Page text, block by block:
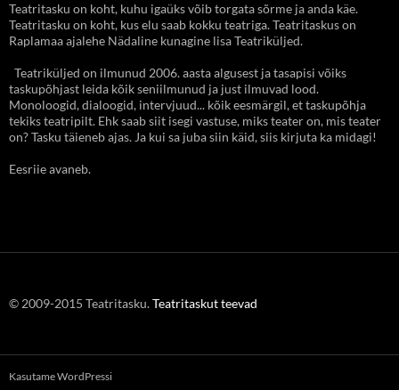
Teatritasku on koht, kuhu igaüks võib torgata sõrme ja anda käe.
Teatritasku on koht, kus elu saab kokku teatriga. Teatritaskus on
Raplamaa ajalehe Nädaline kunagine lisa Teatriküljed.
Teatriküljed on ilmunud 2006. aasta algusest ja tasapisi võiks
taskupõhjast leida kõik seniilmunud ja just ilmuvad lood.
Monoloogid, dialoogid, intervjuud... kõik eesmärgil, et taskupõhja
tekiks teatripilt. Ehk saab siit isegi vastuse, miks teater on, mis teater
on? Tasku täieneb ajas. Ja kui sa juba siin käid, siis kirjuta ka midagi!
Eesriie avaneb.
© 2009-2015 Teatritasku.Teatritaskut teevad
Kasutame WordPressi